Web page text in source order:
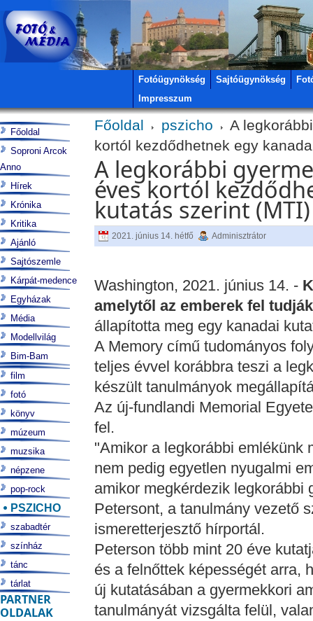
Fotóügynökség Sajtóügynökség
Impresszum
Főoldal pszicho
A
kortól kezdődhetnek egy
A legkorábbi
éves kortól
kutatás szerint (MTI)
2021. június 14. hétfő Adminisztrátor
Washington, 2021. június 14. -
amelytől az emberek fel
állapította meg egy kanadai
A Memory című tudományos
teljes évvel korábbra teszi a
készült tanulmányok
Az új-fundlandi Memorial
fel.
"Amikor a legkorábbi emlékünk
nem pedig egyetlen nyugalmi
amikor megkérdezik legkorábbi
Petersont, a tanulmány vezető
ismeretterjesztő hírportál.
Peterson több mint 20 éve
és a felnőttek képességét arra,
új kutatásában a gyermekkori
tanulmányát vizsgálta felül,
Főoldal
Soproni Arcok
Anno
Hírek
Krónika
Kritika
Ajánló
Sajtószemle
Kárpát-medence
Egyházak
Média
Modellvilág
Bim-Bam
film
fotó
könyv
múzeum
muzsika
népzene
pop-rock
PSZICHO
szabadtér
színház
tánc
tárlat
PARTNER
OLDALAK